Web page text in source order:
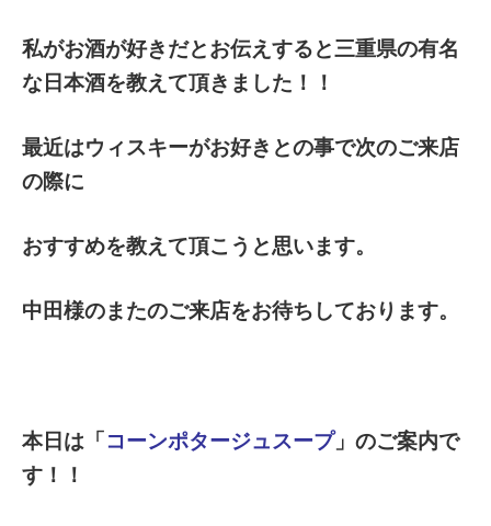
私がお酒が好きだとお伝えすると三重県の有名
な日本酒を教えて頂きました！！
最近はウィスキーがお好きとの事で次のご来店
の際に
おすすめを教えて頂こうと思います。
中田様のまたのご来店をお待ちしております。
本日は「コーンポタージュスープ」のご案内で
す！！